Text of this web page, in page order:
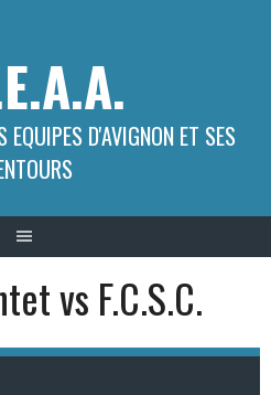
D'AVIGNON ET SES
vs F.C.S.C.